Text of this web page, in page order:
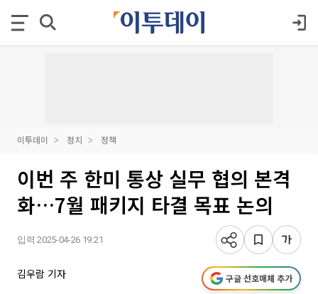
이투데이 정치 정책
이번 주 한미 통상 실무 협의 본격
화…7월 패키지 타결 목표 논의
입력 2025-04-26 19:21
김우람 기자 구글 선호매체 추가